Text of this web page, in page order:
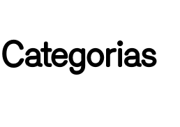
Categorias
PSICOTERAPIA
REIKI